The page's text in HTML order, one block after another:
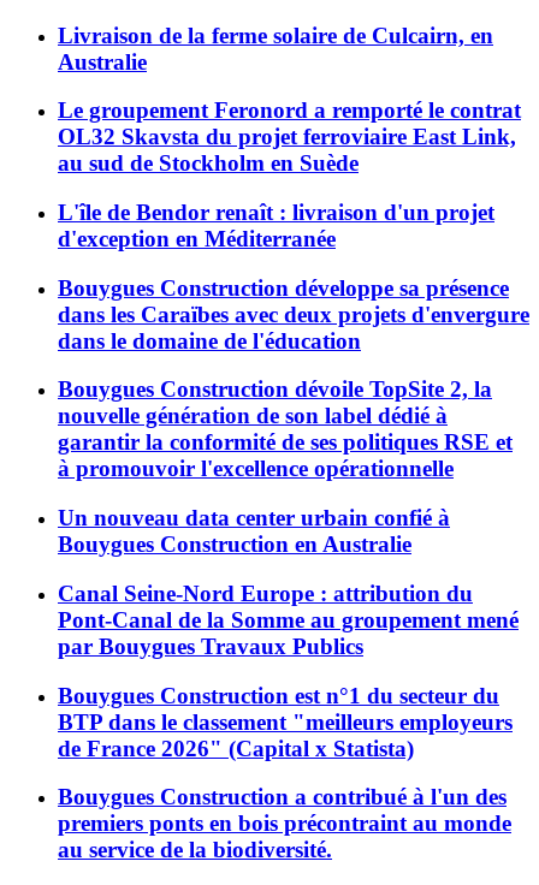
Livraison de la ferme solaire de Culcairn, en
Australie
Le groupement Feronord a remporté le contrat
OL32 Skavsta du projet ferroviaire East Link,
au sud de Stockholm en Suède
L'île de Bendor renaît : livraison d'un projet
d'exception en Méditerranée
Bouygues Construction développe sa présence
dans les Caraïbes avec deux projets d'envergure
dans le domaine de l'éducation
Bouygues Construction dévoile TopSite 2, la
nouvelle génération de son label dédié à
garantir la conformité de ses politiques RSE et
à promouvoir l'excellence opérationnelle
Un nouveau data center urbain confié à
Bouygues Construction en Australie
Canal Seine-Nord Europe : attribution du
Pont-Canal de la Somme au groupement mené
par Bouygues Travaux Publics
Bouygues Construction est n°1 du secteur du
BTP dans le classement "meilleurs employeurs
de France 2026" (Capital x Statista)
Bouygues Construction a contribué à l'un des
premiers ponts en bois précontraint au monde
au service de la biodiversité.